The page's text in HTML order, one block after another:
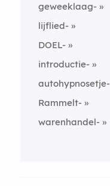
geweeklaag-
lijflied-
DOEL-
introductie-
autohypnosetje-
Rammelt-
warenhandel-